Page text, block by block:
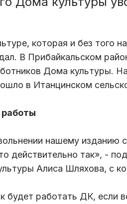
которая и без того
В Прибайкальском
Дома культуры.
в Итанцинском
работы
нашему изданию
действительно так», -
Алиса Шляхова, с
будет работать ДК, если